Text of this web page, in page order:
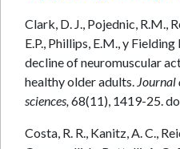
Clark, D. J., Pojednic, R.M.,
E.P., Phillips, E.M., y
decline of neuromuscular
healthy older adults. Journal
sciences,68(11), 1419-25.
Costa, R. R., Kanitz, A. C.,